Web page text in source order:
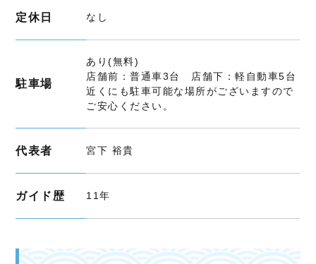
定休日 なし
駐車場
あり(無料)
店舗前：普通車3台 店舗下：軽自動車5台
近くにも駐車可能な場所がございますので
ご安心ください。
代表者 宮下 裕貴
ガイド歴 11年